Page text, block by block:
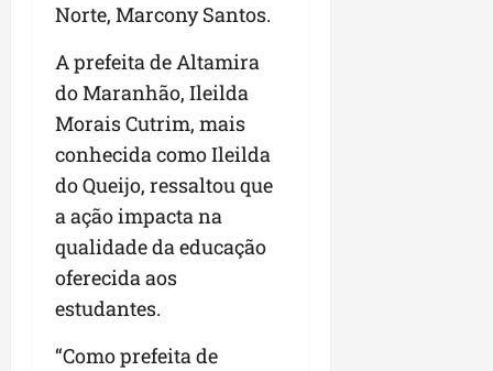
Norte, Marcony Santos.
A prefeita de Altamira
do Maranhão, Ileilda
Morais Cutrim, mais
conhecida como Ileilda
do Queijo, ressaltou que
a ação impacta na
qualidade da educação
oferecida aos
estudantes.
“Como prefeita de